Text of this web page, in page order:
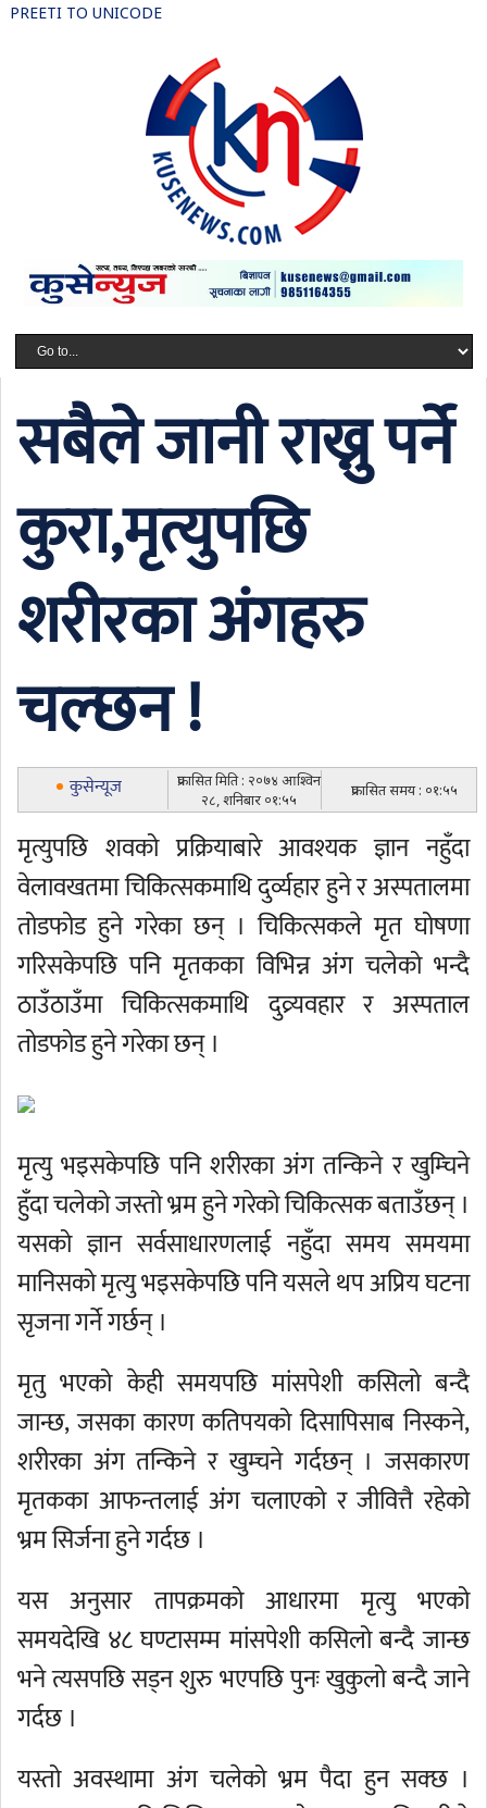
PREETI TO UNICODE
सबैले जानी राख्नु पर्ने
कुरा,मृत्युपछि
शरीरका अंगहरु
चल्छन !
कुसेन्यूज
प्रकासित मिति : २०७४ आश्विन
२८, शनिबार ०१:५५
प्रकासित समय : ०१:५५
मृत्युपछि शवको प्रक्रियाबारे आवश्यक ज्ञान नहुँदा
वेलावखतमा चिकित्सकमाथि दुर्व्यहार हुने र अस्पतालमा
तोडफोड हुने गरेका छन् । चिकित्सकले मृत घोषणा
गरिसकेपछि पनि मृतकका विभिन्न अंग चलेको भन्दै
ठाउँठाउँमा चिकित्सकमाथि दुव्र्यवहार र अस्पताल
तोडफोड हुने गरेका छन् ।
मृत्यु भइसकेपछि पनि शरीरका अंग तन्किने र खुम्चिने
हुँदा चलेको जस्तो भ्रम हुने गरेको चिकित्सक बताउँछन् ।
यसको ज्ञान सर्वसाधारणलाई नहुँदा समय समयमा
मानिसको मृत्यु भइसकेपछि पनि यसले थप अप्रिय घटना
सृजना गर्ने गर्छन् ।
मृतु भएको केही समयपछि मांसपेशी कसिलो बन्दै
जान्छ, जसका कारण कतिपयको दिसापिसाब निस्कने,
शरीरका अंग तन्किने र खुम्चने गर्दछन् । जसकारण
मृतकका आफन्तलाई अंग चलाएको र जीवित्तै रहेको
भ्रम सिर्जना हुने गर्दछ ।
यस अनुसार तापक्रमको आधारमा मृत्यु भएको
समयदेखि ४८ घण्टासम्म मांसपेशी कसिलो बन्दै जान्छ
भने त्यसपछि सड्न शुरु भएपछि पुनः खुकुलो बन्दै जाने
गर्दछ ।
यस्तो अवस्थामा अंग चलेको भ्रम पैदा हुन सक्छ ।